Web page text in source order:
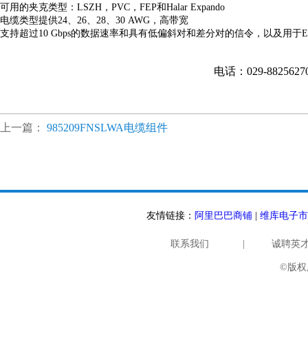
可用的夹克类型：LSZH，PVC，FEP和Halar Expando
电缆类型提供24、26、28、30 AWG，高带宽
支持超过10 Gbps的数据速率和具有低偏斜对和差分对的信令，以及用于
电话：029-
上一篇： 985209FNSLWA电缆组件
友情链接： 阿里巴巴商铺 维库电子
联系我们 诚聘英
©版权